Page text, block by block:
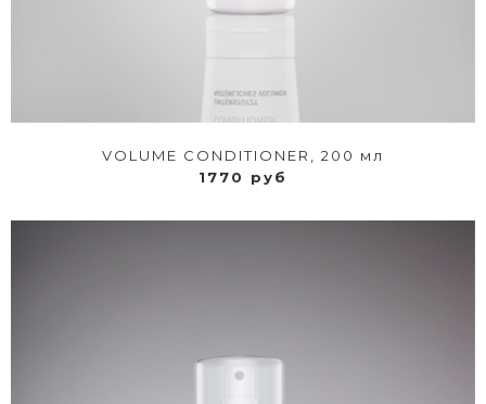
VOLUME CONDITIONER, 200 мл
1770 руб